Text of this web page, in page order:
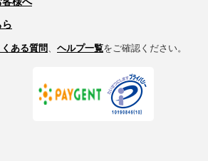
くある質問、 ヘルプ一覧をご確認ください。